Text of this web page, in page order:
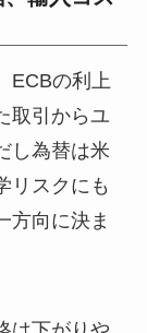
ECBの利上
取引からユ
し為替は米
リスクにも
方向に決ま